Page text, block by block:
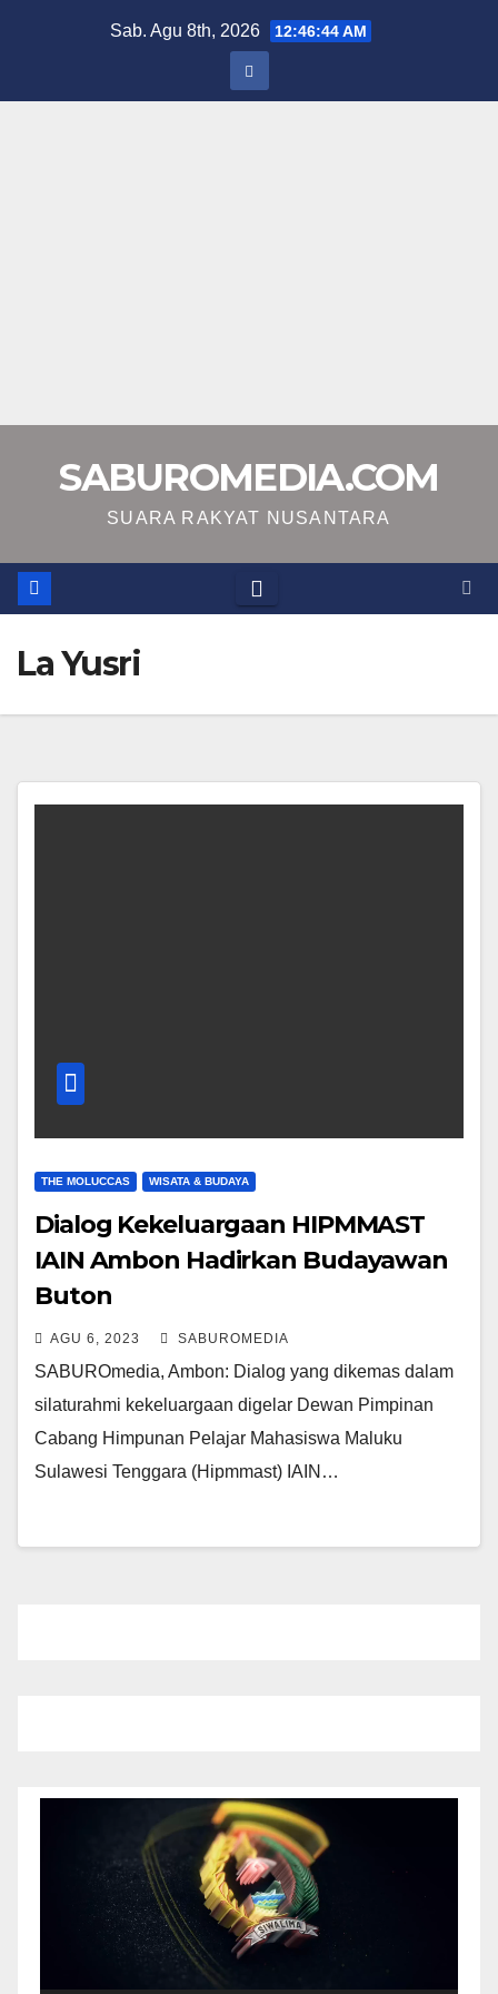
Sab. Agu 8th, 2026 12:46:44 AM
SABUROMEDIA.COM
SUARA RAKYAT NUSANTARA
La Yusri
THE MOLUCCAS WISATA & BUDAYA
Dialog Kekeluargaan HIPMMAST
IAIN Ambon Hadirkan Budayawan
Buton
AGU 6, 2023 SABUROMEDIA
SABUROmedia, Ambon: Dialog yang dikemas dalam
silaturahmi kekeluargaan digelar Dewan Pimpinan
Cabang Himpunan Pelajar Mahasiswa Maluku
Sulawesi Tenggara (Hipmmast) IAIN…